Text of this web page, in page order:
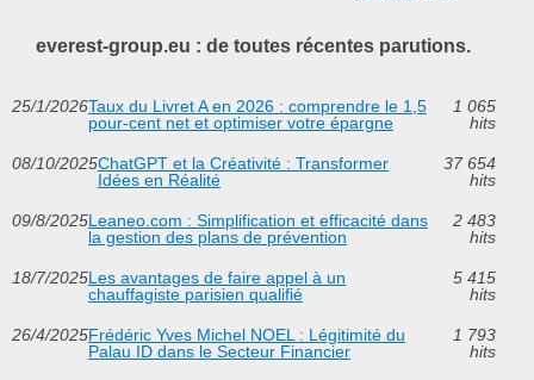
everest-group.eu : de toutes récentes parutions.
25/1/2026Taux du Livret A en 2026 : comprendre le 1,5
pour-cent net et optimiser votre épargne
1 065
hits
08/10/2025ChatGPT et la Créativité : Transformer
Idées en Réalité
37 654
hits
09/8/2025Leaneo.com : Simplification et efficacité dans
la gestion des plans de prévention
2 483
hits
18/7/2025Les avantages de faire appel à un
chauffagiste parisien qualifié
5 415
hits
26/4/2025Frédéric Yves Michel NOEL : Légitimité du
Palau ID dans le Secteur Financier
1 793
hits